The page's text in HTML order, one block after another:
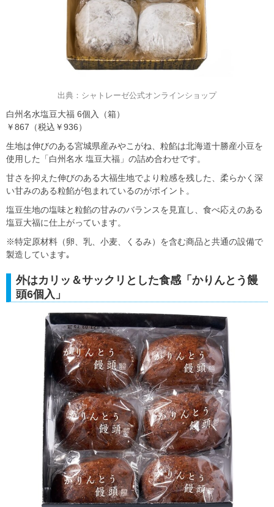
出典：シャトレーゼ公式オンラインショップ
白州名水塩豆大福 6個入（箱）
￥867（税込￥936）
生地は伸びのある宮城県産みやこがね、粒餡は北海道十勝産小豆を
使用した「白州名水 塩豆大福」の詰め合わせです。
甘さを抑えた伸びのある大福生地でより粒感を残した、柔らかく深
い甘みのある粒餡が包まれているのがポイント。
塩豆生地の塩味と粒餡の甘みのバランスを見直し、食べ応えのある
塩豆大福に仕上がっています。
※特定原材料（卵、乳、小麦、くるみ）を含む商品と共通の設備で
製造しています｡
外はカリッ＆サックリとした食感「かりんとう饅
頭6個入」